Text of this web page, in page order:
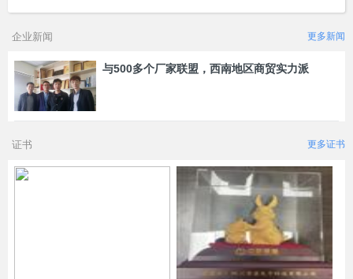
企业新闻 更多新闻
与500多个厂家联盟，西南地区商贸实力派
证书 更多证书